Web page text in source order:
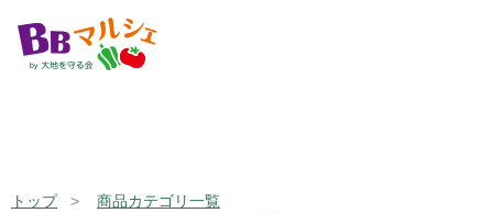
トップ
商品カテゴリ一覧